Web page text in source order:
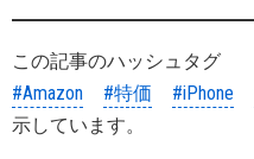
この記事のハッシュタグ
#Amazon
#特価 #iPhone
示しています。